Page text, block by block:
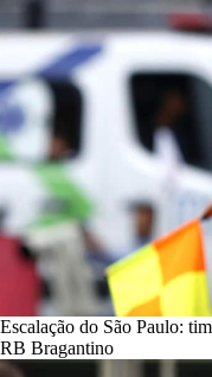
Escalação do São Paulo:
RB Bragantino